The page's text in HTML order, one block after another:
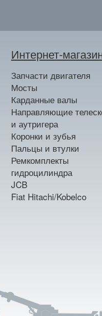
Интернет-
Запчасти двигателя
Мосты
Карданные валы
Направляющие
и аутригера
Коронки и зубья
Пальцы и втулки
Ремкомплекты
гидроцилиндра
JCB
Fiat Hitachi/Kobelco